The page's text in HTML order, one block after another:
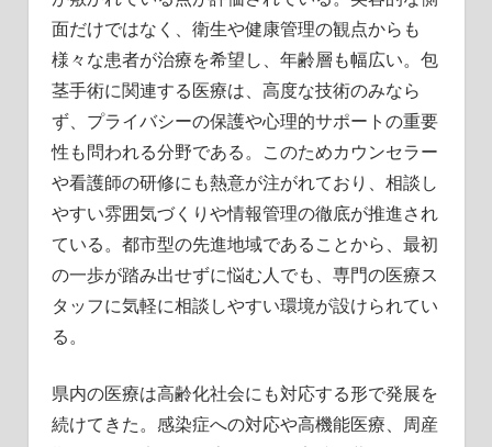
面だけではなく、衛生や健康管理の観点からも
様々な患者が治療を希望し、年齢層も幅広い。包
茎手術に関連する医療は、高度な技術のみなら
ず、プライバシーの保護や心理的サポートの重要
性も問われる分野である。このためカウンセラー
や看護師の研修にも熱意が注がれており、相談し
やすい雰囲気づくりや情報管理の徹底が推進され
ている。都市型の先進地域であることから、最初
の一歩が踏み出せずに悩む人でも、専門の医療ス
タッフに気軽に相談しやすい環境が設けられてい
る。
県内の医療は高齢化社会にも対応する形で発展を
続けてきた。感染症への対応や高機能医療、周産